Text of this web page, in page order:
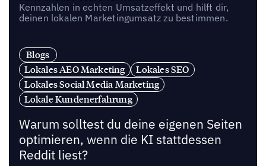
Kennzahlen in echten Umsatzeffekt und hilft dir,
deinen lokalen Marketingumsatz zu bestimmen.
Blogs
Lokales AEO Marketing
Lokales SEO
Lokales Social Media Marketing
Lokale Kundenerfahrung
Warum solltest du deine eigenen Seiten
optimieren, wenn die KI stattdessen
Reddit liest?